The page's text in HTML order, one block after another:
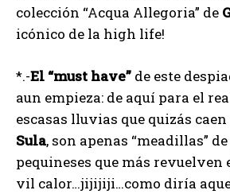
colección “Acqua Allegoria” de
icónico de la high life!
*.-El “must have” de este
aun empieza: de aquí para el
escasas lluvias que quizás caen
Sula, son apenas “meadillas”
pequineses que más
vil calor…jijijiji…como diría